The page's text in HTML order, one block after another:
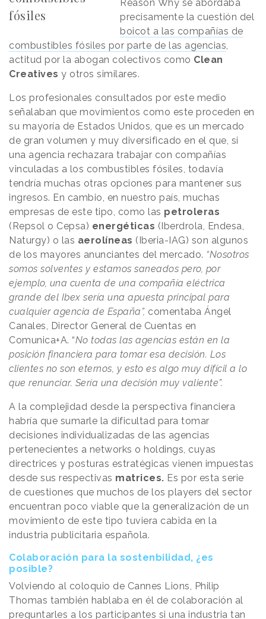
fósiles
Reason Why se abordaba
precisamente la cuestión del
boicot a las compañías de
combustibles fósiles por parte de las agencias
actitud por la abogan colectivos como Clean
Creatives y otros similares.
Los profesionales consultados por este medio
señalaban que movimientos como este proceden en
su mayoría de Estados Unidos, que es un mercado
de gran volumen y muy diversificado en el que, si
una agencia rechazara trabajar con compañías
vinculadas a los combustibles fósiles, todavía
tendría muchas otras opciones para mantener sus
ingresos. En cambio, en nuestro país, muchas
empresas de este tipo, como las petroleras
(Repsol o Cepsa) energéticas (Iberdrola, Endesa,
Naturgy) o las aerolíneas (Iberia-IAG) son algunos
de los mayores anunciantes del mercado. “Nosotros
somos solventes y estamos saneados pero, por
ejemplo, una cuenta de una compañía eléctrica
grande del Ibex sería una apuesta principal para
cualquier agencia de España”, comentaba Ángel
Canales, Director General de Cuentas en
Comunica+A. “No todas las agencias están en la
posición financiera para tomar esa decisión. Los
clientes no son eternos, y esto es algo muy difícil a lo
que renunciar. Sería una decisión muy valiente”.
A la complejidad desde la perspectiva financiera
habría que sumarle la dificultad para tomar
decisiones individualizadas de las agencias
pertenecientes a networks o holdings, cuyas
directrices y posturas estratégicas vienen impuestas
desde sus respectivas matrices. Es por esta serie
de cuestiones que muchos de los players del sector
encuentran poco viable que la generalización de un
movimiento de este tipo tuviera cabida en la
industria publicitaria española.
Colaboración para la sostenbilidad, ¿es
posible?
Volviendo al coloquio de Cannes Lions, Philip
Thomas también hablaba en él de colaboración al
preguntarles a los participantes si una industria tan